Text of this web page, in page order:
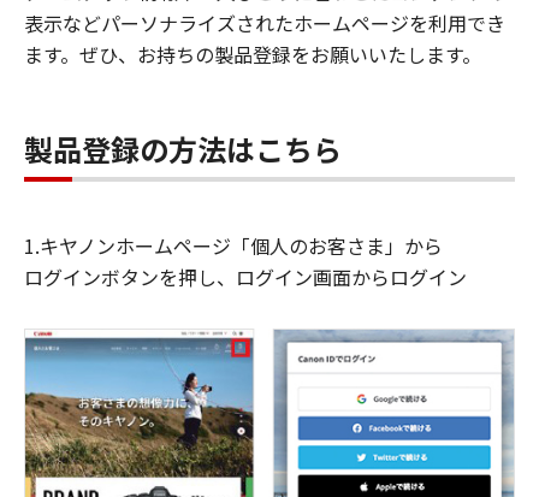
表示などパーソナライズされたホームページを利用でき
ます。ぜひ、お持ちの製品登録をお願いいたします。
製品登録の方法はこちら
1.キヤノンホームページ「個人のお客さま」から
ログインボタンを押し、ログイン画面からログイン